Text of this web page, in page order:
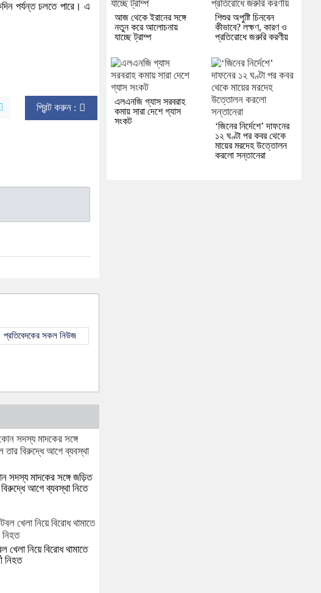
পর্যন্ত চলতে পারে। এ
প্রিন্ট করুন :
প্রতিবেদকের সকল নিউজ
সদস্য মাদকের সঙ্গে জড়িত
আগে ব্যবস্থা নিতে
খেলা নিয়ে বিরোধ থামাতে
নিহত
আজ থেকে ইরানের সঙ্গে
নতুন করে আলোচনায়
যাচ্ছে ট্রাম্প
শিশুর অপুষ্টি চিনবেন
কীভাবে? লক্ষণ, কারণ ও
প্রতিরোধে জরুরি করণীয়
এলএনজি গ্যাস সরবরাহ
কমায় সারা দেশে গ্যাস
সংকট
‘জিনের নির্দেশে’ দাফনের
১২ ঘণ্টা পর কবর থেকে
মায়ের মরদেহ উত্তোলন
করলো সন্তানেরা